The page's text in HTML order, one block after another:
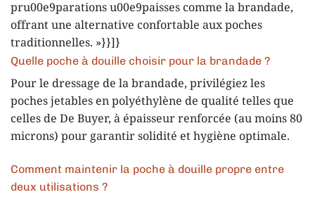
pru00e9parations u00e9paisses comme la brandade,
offrant une alternative confortable aux poches
traditionnelles. »}}]}
Quelle poche à douille choisir pour la brandade ?
Pour le dressage de la brandade, privilégiez les
poches jetables en polyéthylène de qualité telles que
celles de De Buyer, à épaisseur renforcée (au moins 80
microns) pour garantir solidité et hygiène optimale.
Comment maintenir la poche à douille propre entre
deux utilisations ?